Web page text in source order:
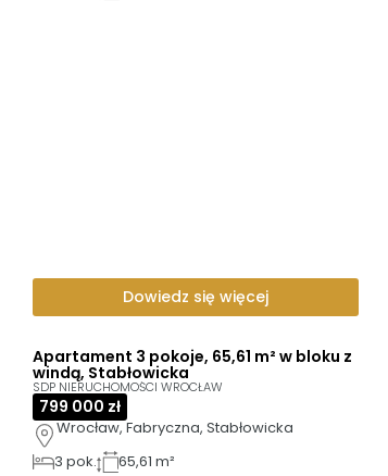
Dowiedz się więcej
Apartament 3 pokoje, 65,61 m² w bloku z
windą, Stabłowicka
SDP NIERUCHOMOŚCI WROCŁAW
799 000 zł
Wrocław, Fabryczna, Stabłowicka
3 pok. 65,61 m²